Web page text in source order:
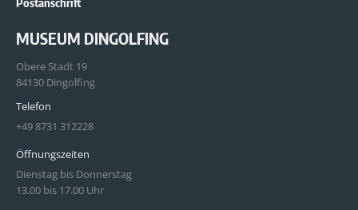
MUSEUM DINGOLFING
Obere Stadt 19
84130 Dingolfing
Telefon
+49 8731 312228
Öffnungszeiten
Dienstag bis Donnerstag
13.00 bis 17.00 Uhr